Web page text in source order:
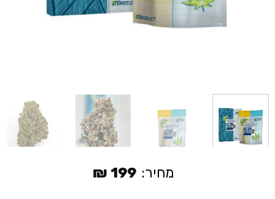
מחיר: 199
₪